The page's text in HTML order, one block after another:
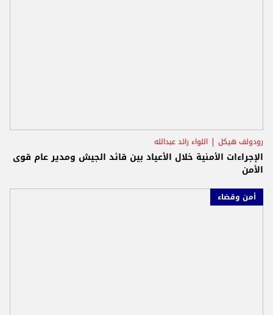
رودولف هيكل اللواء رائد عبدالله
الإجراءات الأمنية خلال الأعياد بين قائد الجيش ومدير عام قوى
الأمن
أمن وقضاء